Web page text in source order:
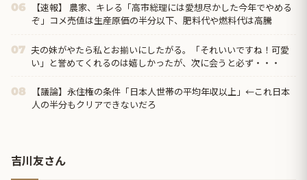
06
【速報】 農家、キレる「高市総理には愛想尽かした今年でやめる
ぞ」コメ売値は生産原価の半分以下、肥料代や燃料代は高騰
07 夫の妹がやたら私とお揃いにしたがる。「それいいですね！可愛
い」と誉めてくれるのは嬉しかったが、次に会うと必ず・・・
08
【議論】永住権の条件「日本人世帯の平均年収以上」←これ日本
人の半分もクリアできないだろ
吉川友さん